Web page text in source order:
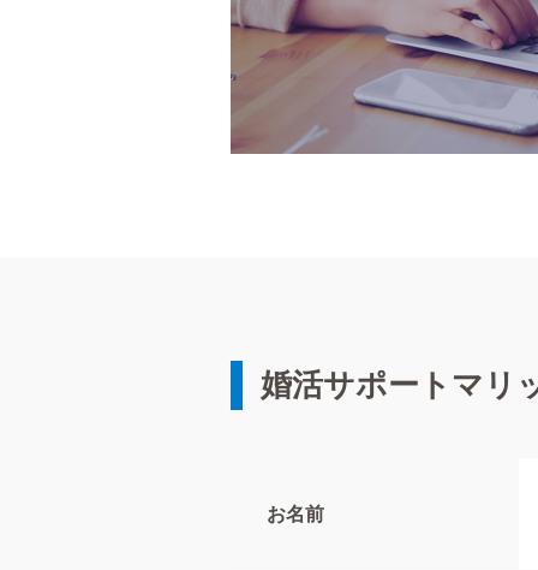
婚活サポートマリ
お名前